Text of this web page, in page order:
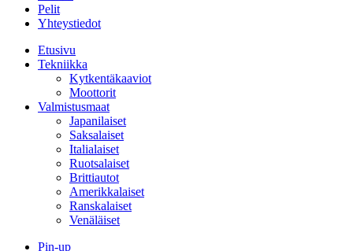
Pelit
Yhteystiedot
Etusivu
Tekniikka
Kytkentäkaaviot
Moottorit
Valmistusmaat
Japanilaiset
Saksalaiset
Italialaiset
Ruotsalaiset
Brittiautot
Amerikkalaiset
Ranskalaiset
Venäläiset
Pin-up